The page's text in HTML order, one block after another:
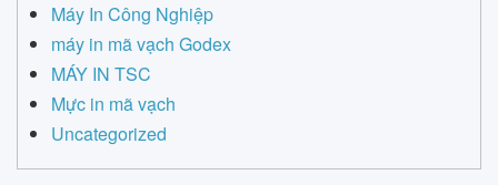
Máy In Công Nghiệp
máy in mã vạch Godex
MÁY IN TSC
Mực in mã vạch
Uncategorized